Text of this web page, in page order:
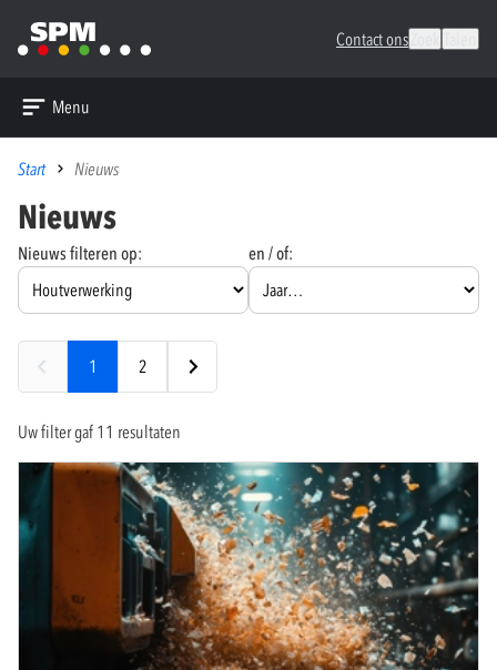
Contact ons
Menu
Start Nieuws
Nieuws
Nieuws filteren op: en / of:
1 2
Uw filter gaf 11 resultaten